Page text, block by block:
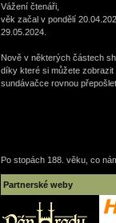
Vážení čtenáři,
věk začal v pondělí
29.05.2024.
Nově v některých částech
díky které si můžete
sundávačce rovnou
Po stopách 188. věku, co
Partnerské weby